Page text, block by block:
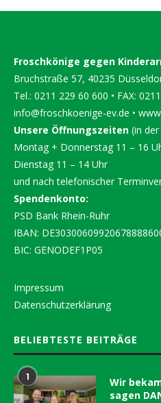
Froschkönige gegen
Bruchstraße 57, 40235
Tel.: 0211 229 60 600 • FAX:
info@froschkoenige-ev.de •
Unsere Öffnungszeiten (in der
Montag + Donnerstag 11 – 16
Dienstag 11 – 14 Uhr
und nach telefonischer
Spendenkonto:
PSD Bank Rhein-Ruhr
IBAN:
BIC: GENODEF1P05
Impressum
Datenschutzerklärung
BELIEBTESTE BEITRÄGE
1
Wir
sagen